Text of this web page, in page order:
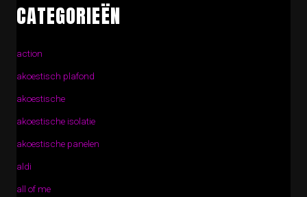
CATEGORIEËN
action
akoestisch plafond
akoestische
akoestische isolatie
akoestische panelen
aldi
all of me